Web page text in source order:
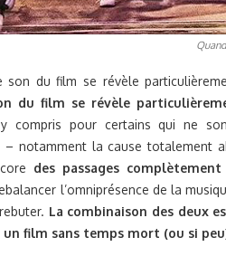
son du film se révèle
du film se révèle
y compris pour certains qui ne
– notamment la cause totalement
des passages
l’omniprésence de la
La combinaison des deux
film sans temps mort (ou si